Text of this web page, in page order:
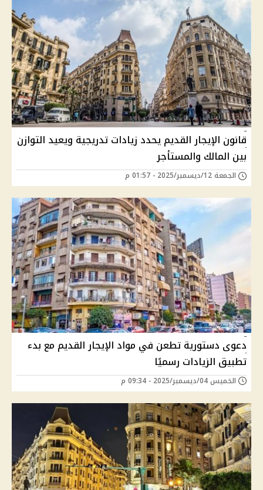
قانون الإيجار القديم يحدد زيادات تدريجية ويعيد التوازن
بين المالك والمستأجر
الجمعة 12/ديسمبر/2025 - 01:57 م
دعوى دستورية تطعن في مواد الإيجار القديم مع بدء
تطبيق الزيادات رسميًا
الخميس 04/ديسمبر/2025 - 09:34 م